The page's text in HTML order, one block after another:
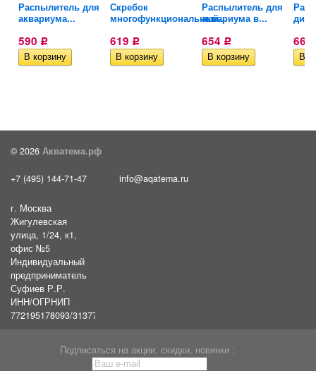
Распылитель для
аквариума...
590 Р
Скребок
многофункциональный...
619 Р
Распылитель для
аквариума в...
654 Р
© 2026 Акватема.рф
+7 (495) 144-71-47 info@aqatema.ru
г. Москва
Жигулевская
улица, 1/24, к1,
офис №5
Индивидуальный
предприниматель
Суфиев Р.Р.
ИНН/ОГРНИП
772195178093/31377461610054
Подписаться на акции, скидки, новинки :